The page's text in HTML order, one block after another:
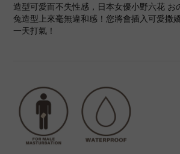
造型可愛而不失性感，日本女優小野六花 お
兔造型上來毫無違和感！您將會插入可愛撒
一天打氣！